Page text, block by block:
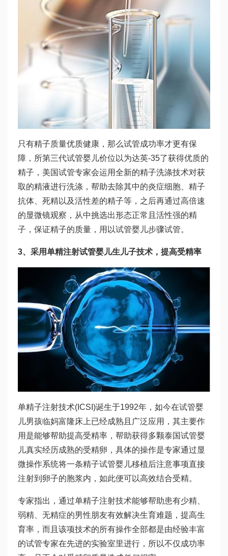
只有精子质量优质健康，那么试管成功率才更有保
障，所第三代试管婴儿价位 以为达英-35了获得优质的
精子，美国试管专家会运用全新的精子洗涤技术对获
取的精液进行洗涤，帮助去除其中的炎症细胞、精子
抗体、死精以及活性差的精子等，之后再通过高倍速
的显微镜观察，从中挑选出形态正常且活性强的精
子，保证精子的质量，用以试管婴儿步骤试管。
3、采用单精注射试管婴儿生儿子技术，提高受精率
单精子注射技术(ICSI)诞生于1992年，如今在试管婴
儿男孩临妈富隆床上已经成熟且广泛应用，其主要作
用是能够帮助提高受精率，帮助获得多颗泰国试管婴
儿真实经历成熟的受精卵，具体的操作是专家通过显
微操作系统将一条精子试管婴儿移植后注意事项直接
注射到卵子的胞浆内，如此便可以高效结合受精。
专家指出，通过单精子注射技术能够帮助患有少精、
弱精、无精症的男性朋友有效解决生育难题，提高生
育率，而且该项技术的所有操作全部都是由经验丰富
的试管专家在先进的实验室里进行，所以不仅成功率